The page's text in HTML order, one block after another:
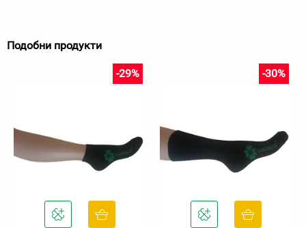
Подобни продукти
-29% -30%